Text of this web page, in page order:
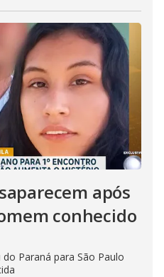
após
conhecido
Paraná para São Paulo